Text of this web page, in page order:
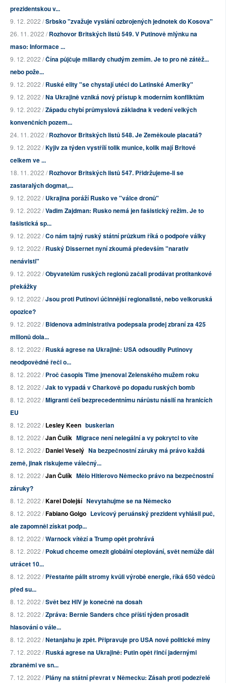
prezidentskou v...
9. 12. 2022 /Srbsko "zvažuje vyslání ozbrojených jednotek do Kosova"
26. 11. 2022 /Rozhovor Britských listů 549. V Putinově mlýnku na
maso: Informace ...
9. 12. 2022 /Čína půjčuje miliardy chudým zemím. Je to pro ně zátěž...
nebo pože...
9. 12. 2022 /Ruské elity "se chystají utéci do Latinské Ameriky"
9. 12. 2022 /Na Ukrajině vzniká nový přístup k moderním konfliktům
9. 12. 2022 /Západu chybí průmyslová základna k vedení velkých
konvenčních pozem...
24. 11. 2022 /Rozhovor Britských listů 548. Je Zeměkoule placatá?
9. 12. 2022 /Kyjiv za týden vystřílí tolik munice, kolik mají Britové
celkem ve ...
18. 11. 2022 /Rozhovor Britských listů 547. Přidržujeme-li se
zastaralých dogmat,...
9. 12. 2022 /Ukrajina poráží Rusko ve "válce dronů"
9. 12. 2022 /Vadim Zajdman: Rusko nemá jen fašistický režim. Je to
fašistická sp...
9. 12. 2022 /Co nám tajný ruský státní průzkum říká o podpoře války
9. 12. 2022 /Ruský Dissernet nyní zkoumá především "narativ
nenávisti"
9. 12. 2022 /Obyvatelům ruských regionů začali prodávat protitankové
překážky
9. 12. 2022 /Jsou proti Putinovi účinnější regionalisté, nebo velkoruská
opozice?
9. 12. 2022 /Bidenova administrativa podepsala prodej zbraní za 425
milionů dola...
8. 12. 2022 /Ruská agrese na Ukrajině: USA odsoudily Putinovy
neodpovědné řeči o...
8. 12. 2022 /Proč časopis Time jmenoval Zelenského mužem roku
8. 12. 2022 /Jak to vypadá v Charkově po dopadu ruských bomb
8. 12. 2022 /Migranti čelí bezprecedentnímu nárůstu násilí na hranicích
EU
8. 12. 2022 /Lesley Keen buskerian
8. 12. 2022 /Jan Čulík Migrace není nelegální a vy pokrytci to víte
8. 12. 2022 /Daniel Veselý Na bezpečnostní záruky má právo každá
země, jinak riskujeme válečný...
8. 12. 2022 /Jan Čulík Mělo Hitlerovo Německo právo na bezpečnostní
záruky?
8. 12. 2022 /Karel Dolejší Nevytahujme se na Německo
8. 12. 2022 /Fabiano Golgo Levicový peruánský prezident vyhlásil puč,
ale zapomněl získat podp...
8. 12. 2022 /Warnock vítězí a Trump opět prohrává
8. 12. 2022 /Pokud chceme omezit globální oteplování, svět nemůže dál
utrácet 10...
8. 12. 2022 /Přestaňte pálit stromy kvůli výrobě energie, říká 650 vědců
před su...
8. 12. 2022 /Svět bez HIV je konečně na dosah
8. 12. 2022 /Zpráva: Bernie Sanders chce příští týden prosadit
hlasování o vále...
8. 12. 2022 /Netanjahu je zpět. Připravuje pro USA nové politické miny
7. 12. 2022 /Ruská agrese na Ukrajině: Putin opět řinčí jadernými
zbraněmi ve sn...
7. 12. 2022 /Plány na státní převrat v Německu: Zásah proti podezřelé